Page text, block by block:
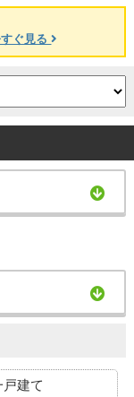
ぐ見る
建て